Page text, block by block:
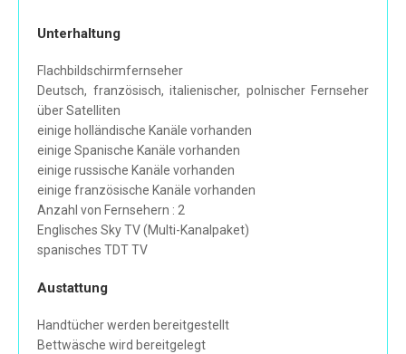
Unterhaltung
Flachbildschirmfernseher
Deutsch, französisch, italienischer, polnischer Fernseher
über Satelliten
einige holländische Kanäle vorhanden
einige Spanische Kanäle vorhanden
einige russische Kanäle vorhanden
einige französische Kanäle vorhanden
Anzahl von Fernsehern : 2
Englisches Sky TV (Multi-Kanalpaket)
spanisches TDT TV
Austattung
Handtücher werden bereitgestellt
Bettwäsche wird bereitgelegt